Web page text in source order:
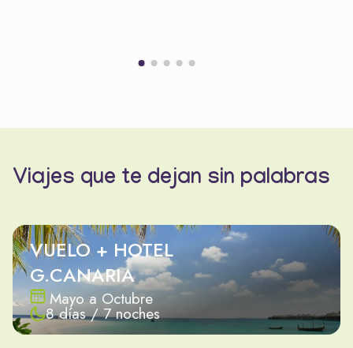
Viajes que te dejan sin palabras
VUELO + HOTEL
G.CANARIA
Mayo a Octubre
8 días / 7 noches